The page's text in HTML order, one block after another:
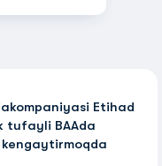
Etihad
tufayli BAAda
kengaytirmoqda